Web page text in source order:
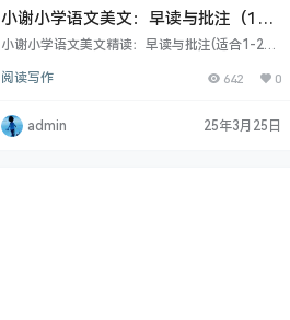
小谢小学语文美文：早读与批注（1-2
年级）批读与仿写（3-4年级）高阶
小谢小学语文美文精读：早读与批注(适合1-2年
的小谢美文早读批注，200篇早文+200篇批注，
阅读理解、提升课内笔记质量、告别没方法、只
读无思考、高效积累写作素材等。 小谢美文200
阅读写作 642 0
admin 25年3月25日